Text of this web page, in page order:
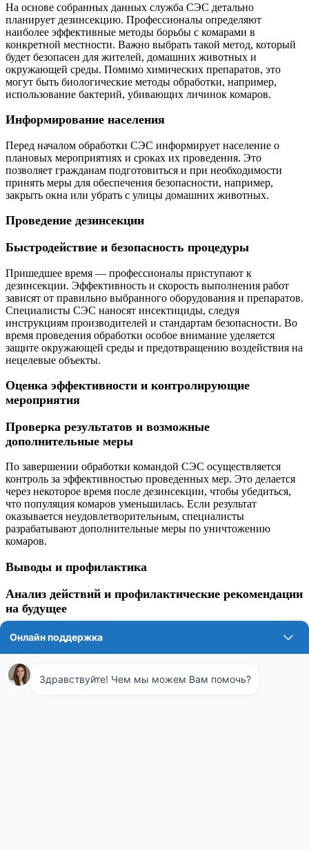
На основе собранных данных служба СЭС детально
планирует дезинсекцию. Профессионалы определяют
наиболее эффективные методы борьбы с комарами в
конкретной местности. Важно выбрать такой метод, который
будет безопасен для жителей, домашних животных и
окружающей среды. Помимо химических препаратов, это
могут быть биологические методы обработки, например,
использование бактерий, убивающих личинок комаров.
Информирование населения
Перед началом обработки СЭС информирует население о
плановых мероприятиях и сроках их проведения. Это
позволяет гражданам подготовиться и при необходимости
принять меры для обеспечения безопасности, например,
закрыть окна или убрать с улицы домашних животных.
Проведение дезинсекции
Быстродействие и безопасность процедуры
Пришедшее время — профессионалы приступают к
дезинсекции. Эффективность и скорость выполнения работ
зависят от правильно выбранного оборудования и препаратов.
Специалисты СЭС наносят инсектициды, следуя
инструкциям производителей и стандартам безопасности. Во
время проведения обработки особое внимание уделяется
защите окружающей среды и предотвращению воздействия на
нецелевые объекты.
Оценка эффективности и контролирующие
мероприятия
Проверка результатов и возможные
дополнительные меры
По завершении обработки командой СЭС осуществляется
контроль за эффективностью проведенных мер. Это делается
через некоторое время после дезинсекции, чтобы убедиться,
что популяция комаров уменьшилась. Если результат
оказывается неудовлетворительным, специалисты
разрабатывают дополнительные меры по уничтожению
комаров.
Выводы и профилактика
Анализ действий и профилактические рекомендации
на будущее
Последний этап – это анализ действий службы и
формулирование рекомендаций для предотвращения
рекомендации по уменьшению вероятности создания
благоприятных условий для размножения комаров, такие как